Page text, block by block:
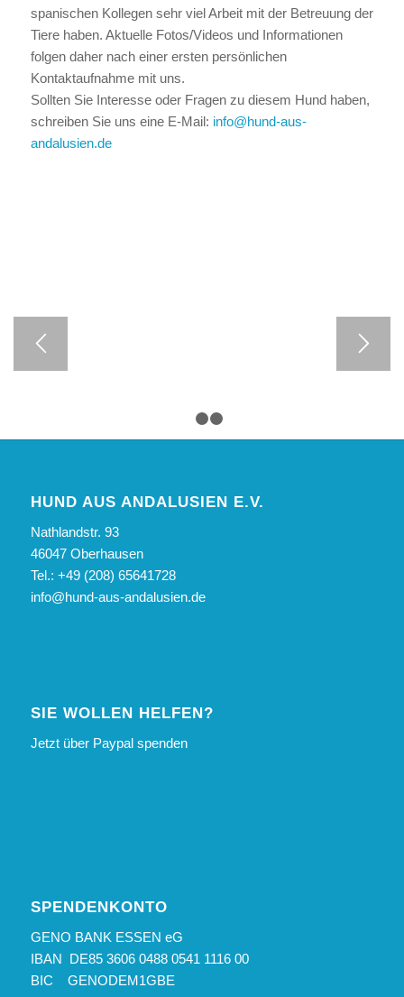
spanischen Kollegen sehr viel Arbeit mit der Betreuung der
Tiere haben. Aktuelle Fotos/Videos und Informationen
folgen daher nach einer ersten persönlichen
Kontaktaufnahme mit uns.
Sollten Sie Interesse oder Fragen zu diesem Hund haben,
schreiben Sie uns eine E-Mail: info@hund-aus-
andalusien.de
HUND AUS ANDALUSIEN E.V.
Nathlandstr. 93
46047 Oberhausen
Tel.: +49 (208) 65641728
info@hund-aus-andalusien.de
SIE WOLLEN HELFEN?
Jetzt über Paypal spenden
SPENDENKONTO
GENO BANK ESSEN eG
IBAN DE85 3606 0488 0541 1116 00
BIC GENODEM1GBE